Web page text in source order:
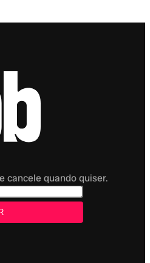
cancele quando quiser.